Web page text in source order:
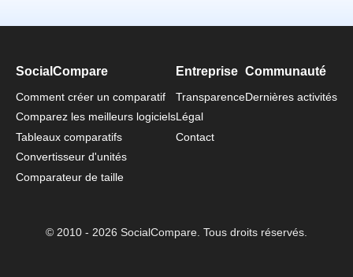
SocialCompare
Comment créer un comparatif
Comparez les meilleurs logiciels
Tableaux comparatifs
Convertisseur d'unités
Comparateur de taille
Entreprise
Transparence
Légal
Contact
Communauté
Dernières activités
© 2010 - 2026 SocialCompare. Tous droits réservés.